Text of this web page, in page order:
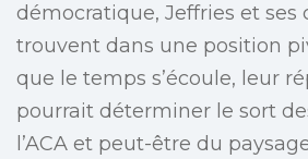
démocratique, Jeffries et ses
trouvent dans une position
que le temps s’écoule, leur
pourrait déterminer le sort
l’ACA et peut-être du